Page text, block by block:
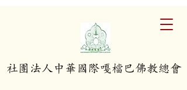
​社團法人中華國際嘎檔巴佛教總會